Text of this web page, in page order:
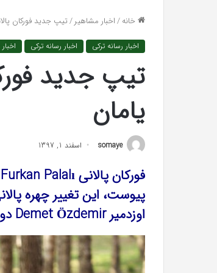
خانه/اخبار مشاهیر/تیپ جدید فورکان
اخبار رسانه ترکی اخبار رسانه ترکی
تیپ جدید
یامان
somaye اسفند 1, 1397
اوزدمیر Demet Özdemir دوست دختر سابق فورکان پالانی میدانند.
را
در
دادگاه
می‌دهم»
رابطه
جنسی
این